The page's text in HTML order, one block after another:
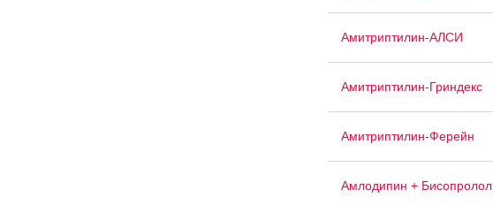
Амитриптилин-АЛСИ
Амитриптилин-Гриндекс
Амитриптилин-Ферейн
Амлодипин + Бисопролол